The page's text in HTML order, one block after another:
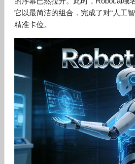
它以最简洁的组合，完成了对“人工
精准卡位。